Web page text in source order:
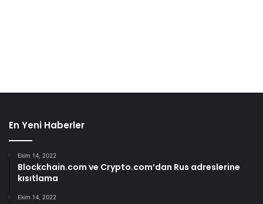
En Yeni Haberler
Ekim 14, 2022
Blockchain.com ve Crypto.com’dan Rus adreslerine
kısıtlama
Ekim 14, 2022